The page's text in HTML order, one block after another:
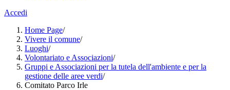
Accedi
Home Page/
Vivere il comune/
Luoghi/
Volontariato e Associazioni/
Gruppi e Associazioni per la tutela dell'ambiente e per la
gestione delle aree verdi/
Comitato Parco Irle